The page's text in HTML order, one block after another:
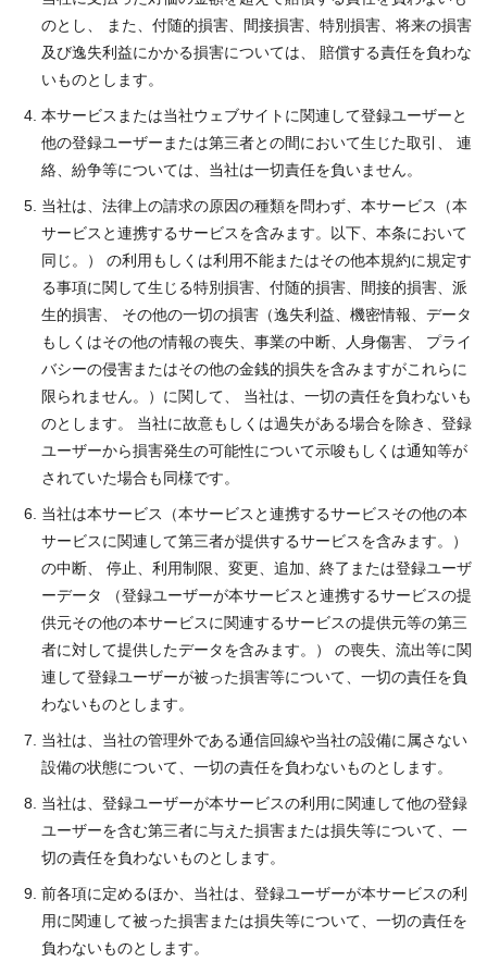
のとし、 また、付随的損害、間接損害、特別損害、将来の損害
及び逸失利益にかかる損害については、 賠償する責任を負わな
いものとします。
本サービスまたは当社ウェブサイトに関連して登録ユーザーと
他の登録ユーザーまたは第三者との間において生じた取引、 連
絡、紛争等については、当社は一切責任を負いません。
当社は、法律上の請求の原因の種類を問わず、本サービス（本
サービスと連携するサービスを含みます。以下、本条において
同じ。） の利用もしくは利用不能またはその他本規約に規定す
る事項に関して生じる特別損害、付随的損害、間接的損害、派
生的損害、 その他の一切の損害（逸失利益、機密情報、データ
もしくはその他の情報の喪失、事業の中断、人身傷害、 プライ
バシーの侵害またはその他の金銭的損失を含みますがこれらに
限られません。）に関して、 当社は、一切の責任を負わないも
のとします。 当社に故意もしくは過失がある場合を除き、登録
ユーザーから損害発生の可能性について示唆もしくは通知等が
されていた場合も同様です。
当社は本サービス（本サービスと連携するサービスその他の本
サービスに関連して第三者が提供するサービスを含みます。）
の中断、 停止、利用制限、変更、追加、終了または登録ユーザ
ーデータ （登録ユーザーが本サービスと連携するサービスの提
供元その他の本サービスに関連するサービスの提供元等の第三
者に対して提供したデータを含みます。） の喪失、流出等に関
連して登録ユーザーが被った損害等について、一切の責任を負
わないものとします。
当社は、当社の管理外である通信回線や当社の設備に属さない
設備の状態について、一切の責任を負わないものとします。
当社は、登録ユーザーが本サービスの利用に関連して他の登録
ユーザーを含む第三者に与えた損害または損失等について、一
切の責任を負わないものとします。
前各項に定めるほか、当社は、登録ユーザーが本サービスの利
用に関連して被った損害または損失等について、一切の責任を
負わないものとします。